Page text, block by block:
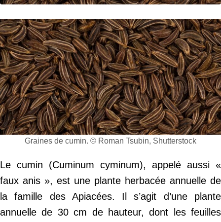
Graines de cumin. © Roman Tsubin, Shutterstock
Le cumin (Cuminum cyminum), appelé aussi «
faux anis », est une plante herbacée annuelle de
la famille des Apiacées. Il s’agit d’une plante
annuelle de 30 cm de hauteur, dont les feuilles